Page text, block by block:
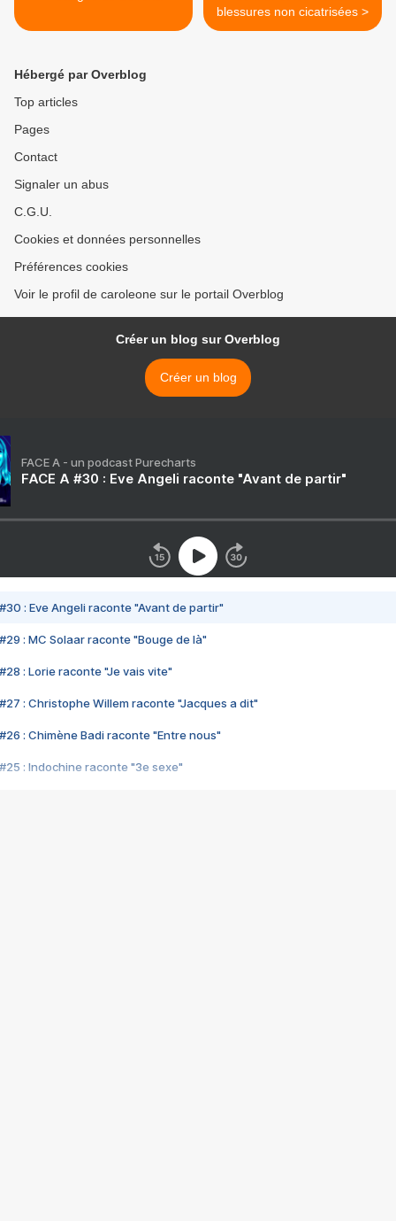
blessures non cicatrisées >
Hébergé par Overblog
Top articles
Pages
Contact
Signaler un abus
C.G.U.
Cookies et données personnelles
Préférences cookies
Voir le profil de caroleone sur le portail Overblog
Créer un blog sur Overblog
Créer un blog
FACE A - un podcast Purecharts
FACE A #30 : Eve Angeli raconte "Avant de partir"
#30 : Eve Angeli raconte "Avant de partir"
#29 : MC Solaar raconte "Bouge de là"
#28 : Lorie raconte "Je vais vite"
#27 : Christophe Willem raconte "Jacques a dit"
#26 : Chimène Badi raconte "Entre nous"
#25 : Indochine raconte "3e sexe"